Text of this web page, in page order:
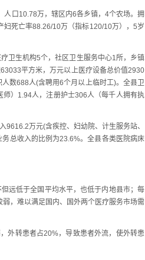
口10.78万，辖区内6各乡镇，4个农场。拥
死亡率88.26/10万（指标120/10万），5岁
卫生机构5个，社区卫生服务中心1所，乡镇
平方米，万元以上医疗设备总价值2930
数688人(含聘用6个月以上临时工)。全县卫
）1.94人，注册护士306人（每千人拥有执
万元(含疾控、妇幼院、计生服务站、
总收入的比例为23.6%。全县各类医院病床
远低于全国平均水平，也低于内地县市；每
，难以满足国内、国外两个医疗服务市场需
外转患者占20%，导致患者外流，使外转患